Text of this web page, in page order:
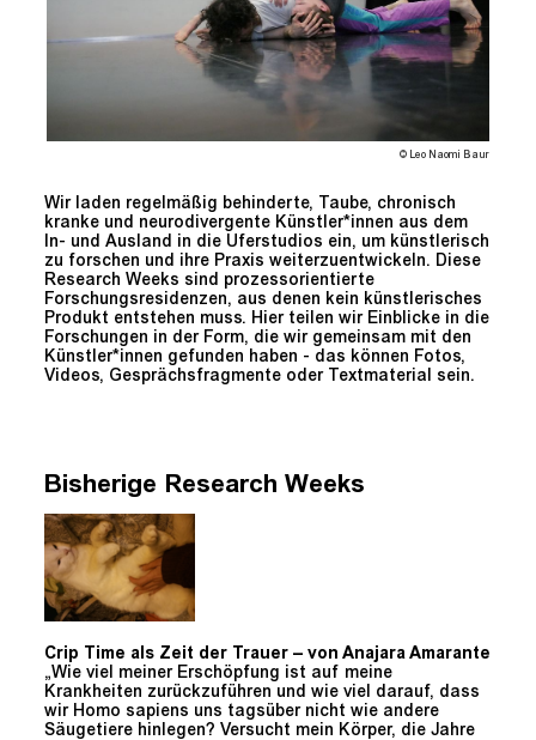
© Leo Naomi Baur
Wir laden regelmäßig behinderte, Taube, chronisch
kranke und neurodivergente Künstler*innen aus dem
In- und Ausland in die Uferstudios ein, um künstlerisch
zu forschen und ihre Praxis weiterzuentwickeln. Diese
Research Weeks sind prozessorientierte
Forschungsresidenzen, aus denen kein künstlerisches
Produkt entstehen muss. Hier teilen wir Einblicke in die
Forschungen in der Form, die wir gemeinsam mit den
Künstler*innen gefunden haben - das können Fotos,
Videos, Gesprächsfragmente oder Textmaterial sein.
Bisherige Research Weeks
Crip Time als Zeit der Trauer – von Anajara Amarante
„Wie viel meiner Erschöpfung ist auf meine
Krankheiten zurückzuführen und wie viel darauf, dass
wir Homo sapiens uns tagsüber nicht wie andere
Säugetiere hinlegen? Versucht mein Körper, die Jahre